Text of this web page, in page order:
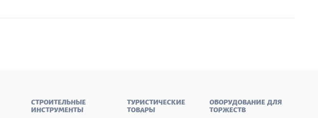
СТРОИТЕЛЬНЫЕ
ИНСТРУМЕНТЫ
ТУРИСТИЧЕСКИЕ
ТОВАРЫ
ОБОРУДОВАНИЕ ДЛЯ
ТОРЖЕСТВ